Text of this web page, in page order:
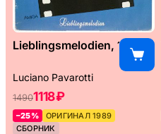
Lieblingsmelodien, 1989
Luciano Pavarotti
14901118 ₽
–25%
ОРИГИНАЛ 1989
СБОРНИК